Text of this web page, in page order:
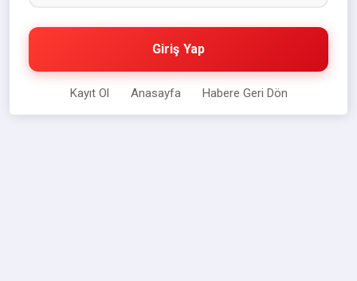
Giriş Yap
Kayıt Ol Anasayfa Habere Geri Dön